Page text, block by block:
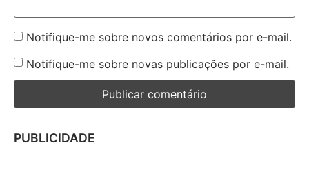
Notifique-me sobre novos comentários por e-mail.
Notifique-me sobre novas publicações por e-mail.
PUBLICIDADE